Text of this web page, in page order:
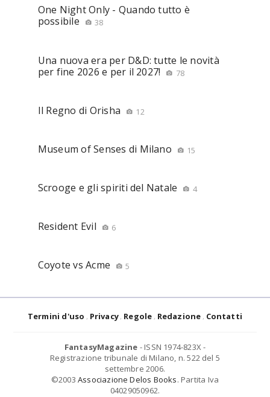
One Night Only - Quando tutto è
possibile
38
Una nuova era per D&D: tutte le novità
per fine 2026 e per il 2027!
78
Il Regno di Orisha 12
Museum of Senses di Milano 15
Scrooge e gli spiriti del Natale 4
Resident Evil 6
Coyote vs Acme 5
Termini d'uso Privacy Regole Redazione Contatti
FantasyMagazine - ISSN 1974-823X -
Registrazione tribunale di Milano, n. 522 del 5
settembre 2006.
©2003 Associazione Delos Books. Partita Iva
04029050962.